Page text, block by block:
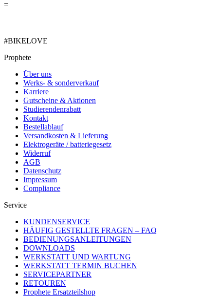
=
#BIKELOVE
Prophete
Über uns
Werks- & sonderverkauf
Karriere
Gutscheine & Aktionen
Studierendenrabatt
Kontakt
Bestellablauf
Versandkosten & Lieferung
Elektrogeräte / batteriegesetz
Widerruf
AGB
Datenschutz
Impressum
Compliance
Service
KUNDENSERVICE
HÄUFIG GESTELLTE FRAGEN – FAQ
BEDIENUNGSANLEITUNGEN
DOWNLOADS
WERKSTATT UND WARTUNG
WERKSTATT TERMIN BUCHEN
SERVICEPARTNER
RETOUREN
Prophete Ersatzteilshop